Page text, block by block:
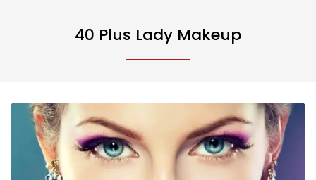
40 Plus Lady Makeup